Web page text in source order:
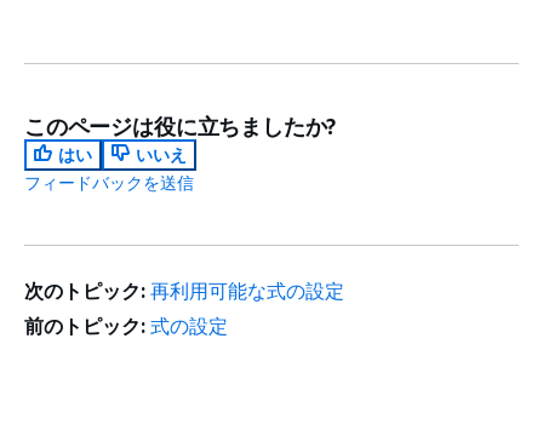
このページは役に立ちましたか?
はい
いいえ
フィードバックを送信
次のトピック: 再利用可能な式の設定
前のトピック: 式の設定